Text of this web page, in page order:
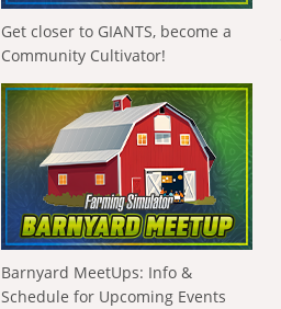
Get closer to GIANTS, become a
Community Cultivator!
Barnyard MeetUps: Info &
Schedule for Upcoming Events